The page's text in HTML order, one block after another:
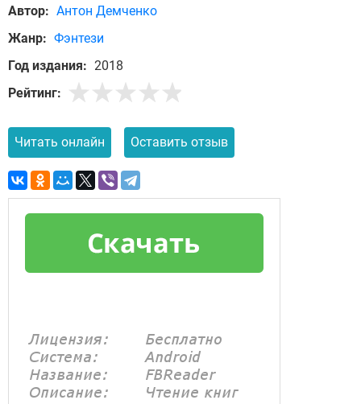
Автор: Антон Демченко
Жанр: Фэнтези
Год издания: 2018
Рейтинг:
Читать онлайн Оставить отзыв